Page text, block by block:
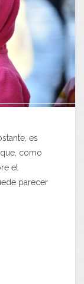
es
como
el
parecer